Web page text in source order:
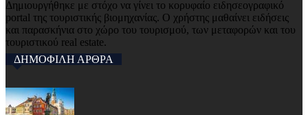
Δημιουργήθηκε με στόχο να γίνει το κορυφαίο ειδησεογραφικό
portal της τουριστικής βιομηχανίας. Ο χρήστης μαθαίνει ειδήσεις
και παρασκήνια στο χώρο του τουρισμού, των μεταφορών και του
τουριστικού real estate.
ΔΗΜΟΦΙΛΗ ΑΡΘΡΑ